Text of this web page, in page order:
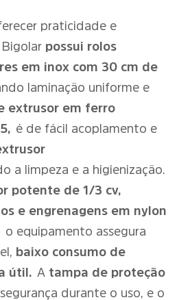
praticidade e
possui rolos
em inox com 30 cm de
laminação uniforme e
extrusor em ferro
é de fácil acoplamento e
a limpeza e a higienização.
potente de 1/3 cv,
e engrenagens em nylon
o equipamento assegura
baixo consumo de
útil. A tampa de proteção
durante o uso, e o